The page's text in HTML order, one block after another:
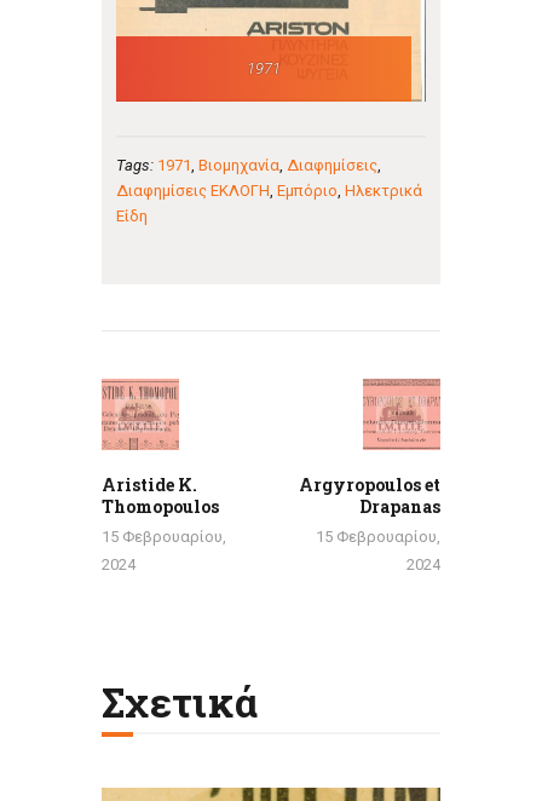
1971
Tags: 1971, Βιομηχανία, Διαφημίσεις,
Διαφημίσεις ΕΚΛΟΓΗ, Εμπόριο, Ηλεκτρικά
Είδη
άρθρων
Aristide K.
Thomopoulos
15 Φεβρουαρίου,
2024
Argyropoulos et
Drapanas
15 Φεβρουαρίου,
2024
Σχετικά